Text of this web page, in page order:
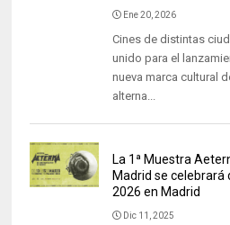
Ene 20, 2026
Cines de distintas
unido para el
nueva marca cultural
alterna...
La 1ª Muestra
Madrid se celebrará
2026 en Madrid
Dic 11, 2025